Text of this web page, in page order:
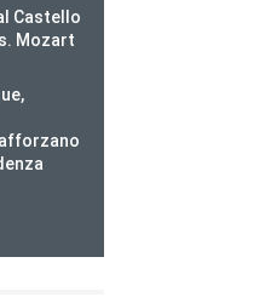
Castello
Mozart